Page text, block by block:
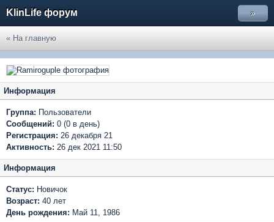
KlinLife форум »
« На главную
Информация
Группа: Пользователи
Сообщений: 0 (0 в день)
Регистрация: 26 декабря 21
Активность: 26 дек 2021 11:50
Информация
Статус: Новичок
Возраст: 40 лет
День рождения: Май 11, 1986